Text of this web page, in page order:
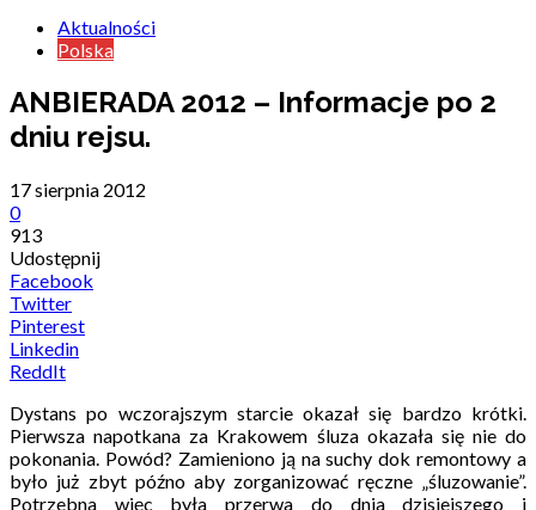
Aktualności
Polska
ANBIERADA 2012 – Informacje po 2
dniu rejsu.
17 sierpnia 2012
0
913
Udostępnij
Facebook
Twitter
Pinterest
Linkedin
ReddIt
Dystans po wczorajszym starcie okazał się bardzo krótki.
Pierwsza napotkana za Krakowem śluza okazała się nie do
pokonania. Powód? Zamieniono ją na suchy dok remontowy a
było już zbyt późno aby zorganizować ręczne „śluzowanie”.
Potrzebna więc była przerwa do dnia dzisiejszego i